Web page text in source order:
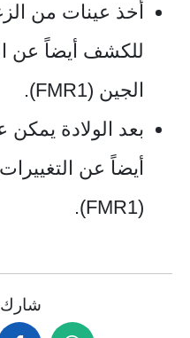
للكشف أيضاً عن
الجين (FMR1).
بعد الولادة
أيضاً عن
(FMR1).
شارك